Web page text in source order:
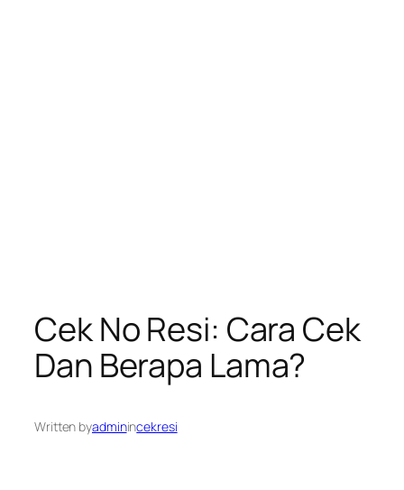
Cek No Resi: Cara Cek
Dan Berapa Lama?
Written byadminincekresi